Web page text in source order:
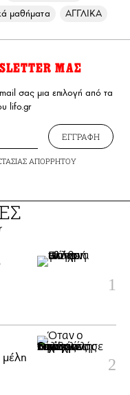
μαθήματα ΑΓΓΛΙΚΑ
ΜΑΣ
σας μια επιλογή από τα
lifo.gr
ΕΓΓΡΑΦΗ
ΑΠΟΡΡΗΤΟΥ